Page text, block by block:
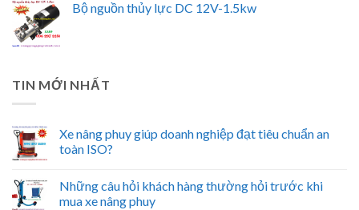
Bộ nguồn thủy lực DC 12V-1.5kw
TIN MỚI NHẤT
Xe nâng phuy giúp doanh nghiệp đạt tiêu chuẩn an
toàn ISO?
Những câu hỏi khách hàng thường hỏi trước khi
mua xe nâng phuy